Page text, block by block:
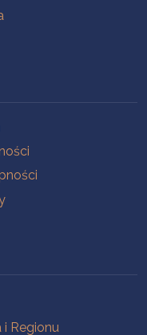
i Regionu